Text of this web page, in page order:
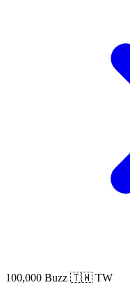
100,000 Buzz 🇹🇼 TW